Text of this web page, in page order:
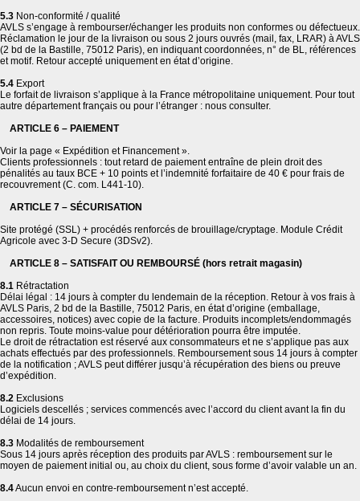
5.3 Non-conformité / qualité
AVLS s’engage à rembourser/échanger les produits non conformes ou défectueux.
Réclamation le jour de la livraison ou sous 2 jours ouvrés (mail, fax, LRAR) à AVLS
(2 bd de la Bastille, 75012 Paris), en indiquant coordonnées, n° de BL, références
et motif. Retour accepté uniquement en état d’origine.
5.4 Export
Le forfait de livraison s’applique à la France métropolitaine uniquement. Pour tout
autre département français ou pour l’étranger : nous consulter.
ARTICLE 6 – PAIEMENT
Voir la page « Expédition et Financement ».
Clients professionnels : tout retard de paiement entraîne de plein droit des
pénalités au taux BCE + 10 points et l’indemnité forfaitaire de 40 € pour frais de
recouvrement (C. com. L441-10).
ARTICLE 7 – SÉCURISATION
Site protégé (SSL) + procédés renforcés de brouillage/cryptage. Module Crédit
Agricole avec 3-D Secure (3DSv2).
ARTICLE 8 – SATISFAIT OU REMBOURSÉ (hors retrait magasin)
8.1 Rétractation
Délai légal : 14 jours à compter du lendemain de la réception. Retour à vos frais à
AVLS Paris, 2 bd de la Bastille, 75012 Paris, en état d’origine (emballage,
accessoires, notices) avec copie de la facture. Produits incomplets/endommagés
non repris. Toute moins-value pour détérioration pourra être imputée.
Le droit de rétractation est réservé aux consommateurs et ne s’applique pas aux
achats effectués par des professionnels. Remboursement sous 14 jours à compter
de la notification ; AVLS peut différer jusqu’à récupération des biens ou preuve
d’expédition.
8.2 Exclusions
Logiciels descellés ; services commencés avec l’accord du client avant la fin du
délai de 14 jours.
8.3 Modalités de remboursement
Sous 14 jours après réception des produits par AVLS : remboursement sur le
moyen de paiement initial ou, au choix du client, sous forme d’avoir valable un an.
8.4Aucun envoi en contre-remboursement n’est accepté.